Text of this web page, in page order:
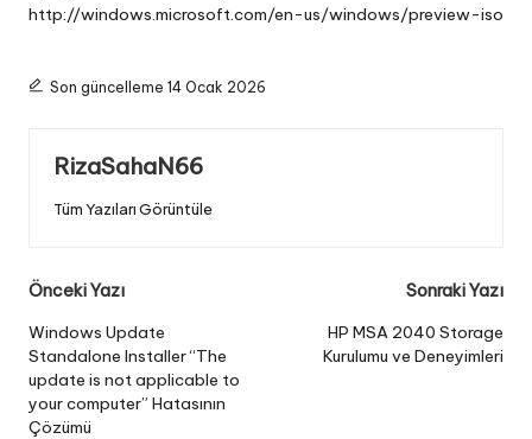
http://windows.microsoft.com/en-us/windows/preview-iso
Son güncelleme 14 Ocak 2026
RizaSahaN66
Tüm Yazıları Görüntüle
Post
navigation
Önceki Yazı
Windows Update
Standalone Installer “The
update is not applicable to
your computer” Hatasının
Çözümü
Sonraki Yazı
HP MSA 2040 Storage
Kurulumu ve Deneyimleri